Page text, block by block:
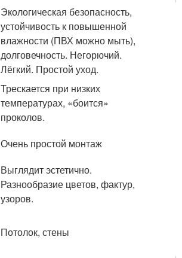
Экологическая безопасность,
устойчивость к повышенной
влажности (ПВХ можно мыть),
долговечность. Негорючий.
Лёгкий. Простой уход.
Трескается при низких
температурах, «боится»
проколов.
Очень простой монтаж
Выглядит эстетично.
Разнообразие цветов, фактур,
узоров.
Потолок, стены